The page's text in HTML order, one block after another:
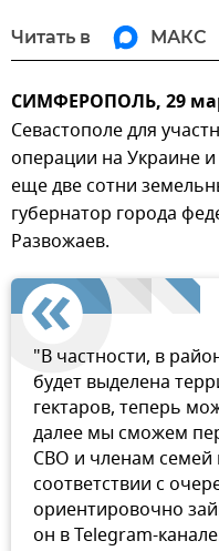
Читать в МАКС
СИМФЕРОПОЛЬ, 29
Севастополе для
операции на Украине
еще две сотни
губернатор города
Развожаев.
"В частности, в
будет выделена
гектаров, теперь
далее мы сможем
СВО и членам
соответствии с
ориентировочно
он в Telegram-